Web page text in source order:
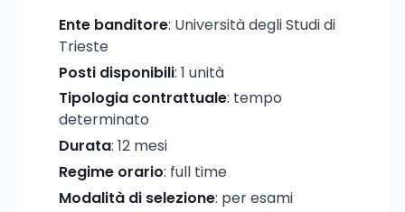
Ente banditore: Università degli Studi di
Trieste
Posti disponibili: 1 unità
Tipologia contrattuale: tempo
determinato
Durata: 12 mesi
Regime orario: full time
Modalità di selezione: per esami